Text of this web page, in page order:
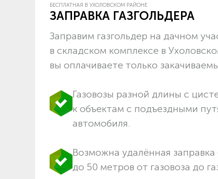
БЕСПЛАТНАЯ В УХОЛОВСКОМ РАЙОНЕ
ЗАПРАВКА ГАЗГОЛЬДЕРА
Заправим газгольдер на дачном
в складском комплексе в
вы оплачиваете только
Газовозы разной длины с
к объектам c подъездными
автомобиля.
Возможна удалённая
до 50 метров от газовоза до